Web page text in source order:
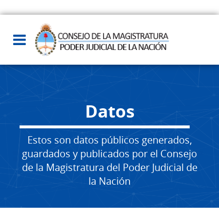
Datos
Estos son datos públicos generados,
guardados y publicados por el Consejo
de la Magistratura del Poder Judicial de
la Nación